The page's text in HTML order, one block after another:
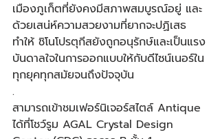
เมืองภูเก็ตที่ยังคงมีสภาพสมบูรณ์อยู่ และ
ด้วยเสน่ห์ความสวยงามที่ยากจะปฏิเสธ
ทำให้ ชิโนโปรตุกีสยังถูกอนุรักษ์และเป็นแรง
บันดาลใจในการออกแบบให้กับดีไซน์เนอร์ใน
ทุกยุคทุกสมัยจนถึงปัจจุบัน
.
สามารถเข้าชมเฟอร์นิเจอร์สไตล์ Antique
ได้ที่โชว์รูม AGAL Crystal Design